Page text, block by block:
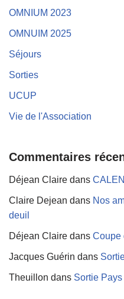
OMNIUM 2023
OMNUIM 2025
Séjours
Sorties
UCUP
Vie de l'Association
Commentaires
Déjean Claire dans
Claire Dejean dans Nos
deuil
Déjean Claire dans Coupe
Jacques Guérin dans
Theuillon dans Sortie